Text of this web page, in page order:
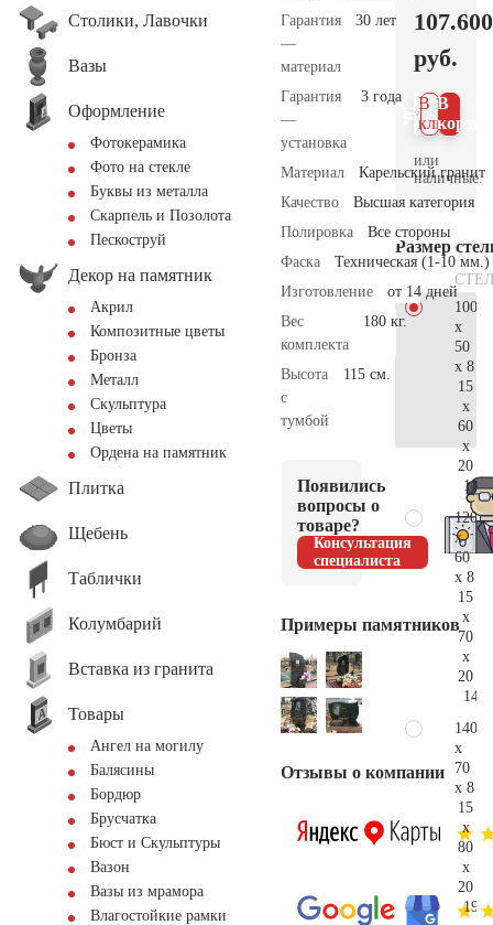
Столики, Лавочки
Вазы
Оформление
Фотокерамика
Фото на стекле
Буквы из металла
Скарпель и Позолота
Пескоструй
Декор на памятник
Акрил
Композитные цветы
Бронза
Металл
Скульптура
Цветы
Ордена на памятник
Плитка
Щебень
Таблички
Колумбарий
Вставка из гранита
Товары
Ангел на могилу
Балясины
Бордюр
Брусчатка
Бюст и Скульптуры
Вазон
Вазы из мрамора
Влагостойкие рамки
Гарантия
—
материал
30 лет
Гарантия
—
установка
3 года
Материал
Карельский гранит
Качество
Высшая категория
Полировка
Все стороны
Фаска
Техническая (1-10 мм.)
Изготовление
от 14 дней
Вес
комплекта
180 кг.
Высота
с
тумбой
115 см.
Появились
вопросы о
товаре?
Консультация
специалиста
Примеры памятников
Отзывы о компании
107.600
руб.
В
В 1
клик
или
наличные.
Размер
100
x
50
x 8
15
x
60
x
20
120
x
60
x 8
15
x
70
x
20
140
x
70
x 8
15
x
80
x
20